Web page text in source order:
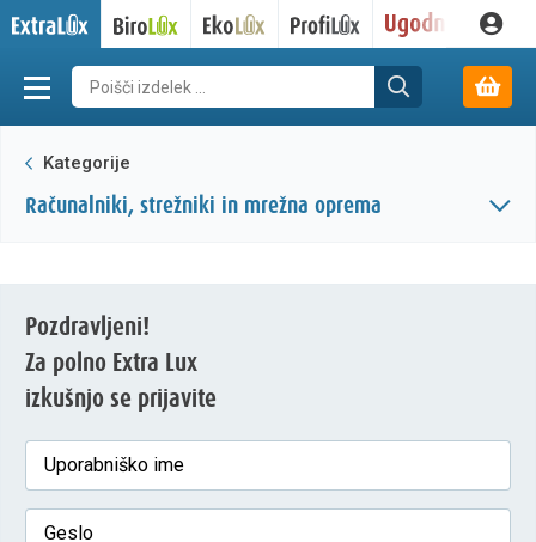
Kategorije
računalniki, strežniki in mrežna oprema
Pozdravljeni!
Za polno Extra Lux
izkušnjo se prijavite